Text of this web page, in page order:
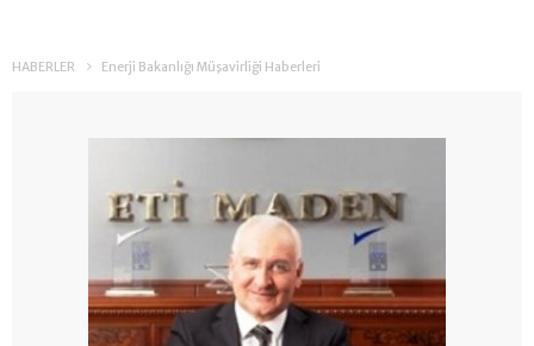
HABERLER Enerji Bakanlığı Müşavirliği Haberleri